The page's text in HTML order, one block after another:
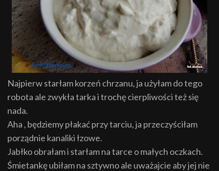
Najpierw starłam korzeń chrzanu, ja użyłam do tego
robota ale zwykła tarka i trochę cierpliwości też się
nada.
Aha , będziemy płakać przy tarciu, ja przeczyściłam
porządnie kanaliki łzowe.
Jabłko obrałam i starłam na tarce o małych oczkach.
Śmietankę ubiłam na sztywno ale uważajcie aby jej nie